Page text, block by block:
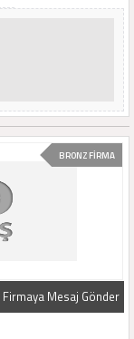
BRONZ FİRMA
Firmaya Mesaj Gönder